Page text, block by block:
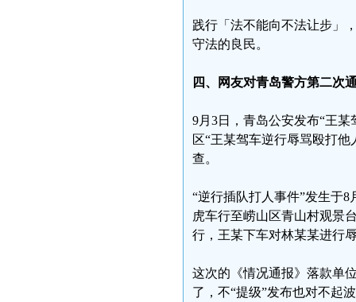
践行「法不能向不法让步」
守法的良民。
四、网友对青岛警方第二次
9月3日，青岛公安发布“王
区“王某驾车逆行辱骂殴打
查。
“逆行插队打人事件”发生于
虎车行至崂山区青山村观景
行，王某下车对林某某进行
这次的《情况通报》落款单
了，不“提级”发布也对不起